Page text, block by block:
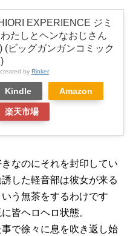
EXPERIENCE ジミ
たしとヘンなおじさん
(ビッグガンガンコミック
created by Rinker
Kindle Amazon
楽天市場
なのにそれを封印してい
した軽音部は彼女が来る
う無茶をするわけです
皆ヘロヘロ状態。
で徐々に息を吹き返し始